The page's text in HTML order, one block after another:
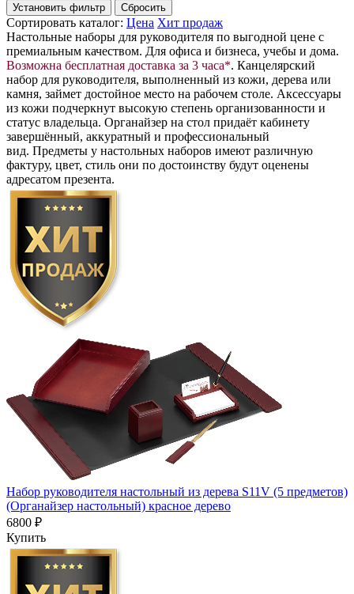
Сортировать каталог: Цена Хит продаж
Настольные наборы для руководителя по выгодной цене с
премиальным качеством. Для офиса и бизнеса, учебы и дома.
Возможна бесплатная доставка за 3 часа*. Канцелярский
набор для руководителя, выполненный из кожи, дерева или
камня, займет достойное место на рабочем столе. Аксессуары
из кожи подчеркнут высокую степень организованности и
статус владельца. Органайзер на стол придаёт кабинету
завершённый, аккуратный и профессиональный
вид. Предметы у настольных наборов имеют различную
фактуру, цвет, стиль они по достоинству будут оценены
адресатом презента.
Набор руководителя настольный из дерева S11V (5 предметов)
(Органайзер настольный) красное дерево
6800 ₽
Купить